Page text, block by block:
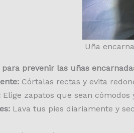
Uña
prevenir las uñas
Córtalas rectas y evita
Elige zapatos que sean cómodos
Lava tus pies diariamente y